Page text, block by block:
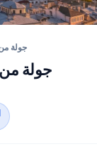
جولة
جولة من